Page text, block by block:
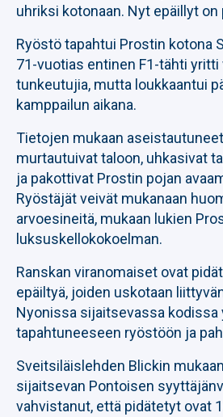
uhriksi kotonaan. Nyt epäillyt on
Ryöstö tapahtui Prostin kotona
71-vuotias entinen F1-tähti yritti
tunkeutujia, mutta loukkaantui
kamppailun aikana.
Tietojen mukaan
murtautuivat taloon, uhkasivat
ja pakottivat Prostin pojan
Ryöstäjät veivät mukanaan
arvoesineitä, mukaan lukien
luksuskellokokoelman.
Ranskan viranomaiset ovat
epäiltyä, joiden uskotaan
Nyonissa sijaitsevassa kodissa
tapahtuneeseen ryöstöön ja
Sveitsiläislehden Blickin
sijaitsevan Pontoisen
vahvistanut, että pidätetyt ovat